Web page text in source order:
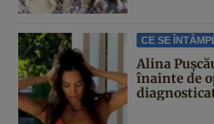
CE SE
Alina
înainte de